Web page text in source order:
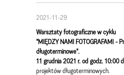
2021-11-29
Warsztaty fotograficzne w cyklu
"MIĘDZY NAMI FOTOGRAFAMI -
długoterminowe".
11 grudnia 2021 r. od godz. 10:00
projektów długoterminowych.